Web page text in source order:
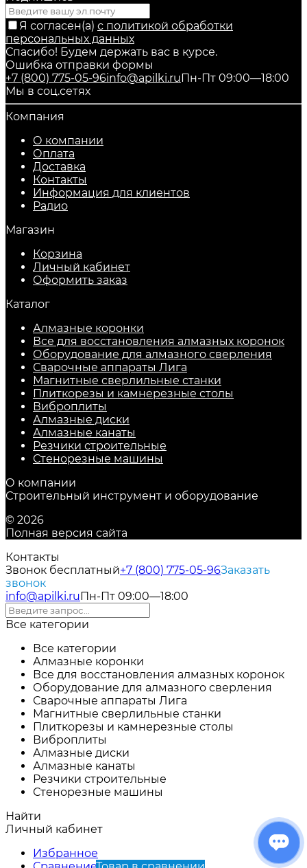
Я согласен(a) с политикой обработки
персональных данных
Спасибо! Будем держать вас в курсе.
Ошибка отправки формы
+7 (800) 775-05-96info@apilki.ru Пн-Пт 09:00—18:00
Мы в соц.сетях
Компания
О компании
Оплата
Доставка
Контакты
Информация для клиентов
Радио
Магазин
Корзина
Личный кабинет
Оформить заказ
Каталог
Алмазные коронки
Все для восстановления алмазных коронок
Оборудование для алмазного сверления
Сварочные аппараты Лига
Магнитные сверлильные станки
Плиткорезы и камнерезные столы
Виброплиты
Алмазные диски
Алмазные канаты
Резчики строительные
Стенорезные машины
О компании
Строительный инструмент и оборудование
© 2026
Полная версия сайта
Контакты
Звонок бесплатный+7 (800) 775-05-96Заказать
звонок
info@apilki.ru Пн-Пт 09:00—18:00
Все категории
Все категории
Алмазные коронки
Все для восстановления алмазных коронок
Оборудование для алмазного сверления
Сварочные аппараты Лига
Магнитные сверлильные станки
Плиткорезы и камнерезные столы
Виброплиты
Алмазные диски
Алмазные канаты
Резчики строительные
Стенорезные машины
Найти
Личный кабинет
Избранное